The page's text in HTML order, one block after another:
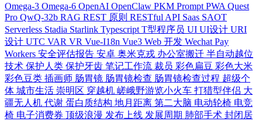
Omega-3 Omega-6 OpenAI OpenClaw PKM Prompt PWA Quest
Pro QwQ-32b RAG REST 原则 RESTful API Saas SAOT
Serverless Stadia Starlink Typescript T型程序员 UI UI设计 URI
设计 UTC VAR VR Vue-I18n Vue3 Web 开发 Wechat Pay
Workers 安全评估报告 安卓 奥米克戎 办公室搬迁 半自动越位
技术 保护人类 保护牙齿 笔记工作流 裁员 彩色扁豆 彩色大米
彩色豆类 插画师 肠胃镜 肠胃镜检查 肠胃镜检查过程 超级个
体 城市生活 崇明区 穿越机 嵯峨野游览小火车 打猎型伴侣 大
疆无人机 代谢 蛋白质结构 地月距离 第二大脑 电动轮椅 电竞
椅 电子消费券 顶级浪漫 发布上线 发展周期 肺部手术 封闭居